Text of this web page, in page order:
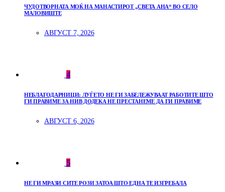
ЧУДОТВОРНАТА МОЌ НА МАНАСТИРОТ „СВЕТА АНА“ ВО СЕЛО
МАЛОВИШТЕ
АВГУСТ 7, 2026
4
НЕБЛАГОДАРНИЦИ: ЛУЃЕТО НЕ ГИ ЗАБЕЛЕЖУВААТ РАБОТИТЕ ШТО
ГИ ПРАВИМЕ ЗА НИВ ДОДЕКА НЕ ПРЕСТАНЕМЕ ДА ГИ ПРАВИМЕ
АВГУСТ 6, 2026
5
НЕ ГИ МРАЗИ СИТЕ РОЗИ ЗАТОА ШТО ЕДНА ТЕ ИЗГРЕБАЛА